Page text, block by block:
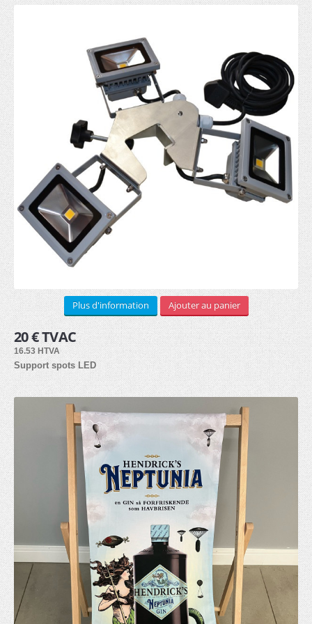
Sur mesure (1)
Bannière pourtour toit (5)
Demi mur imprimé (3)
RECTO (5)
RECTO VERSO (3)
Arches gonflables (1)
Barrière publicitaire
Armature (3)
Bâche PVC (6)
Impression
Bâche PVC (6)
Autocollants (3)
Tissu (3)
Panneau alvéolaire (3)
PVC Forex (8)
Dibond (2)
Plexiglass (2)
ACCESSOIRES
Lests (3)
Eclairage (2)
Plus d'information Ajouter au panier
20 € TVAC
16.53 HTVA
Support spots LED